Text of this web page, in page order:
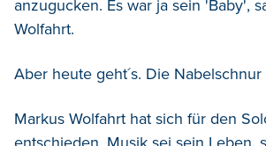
anzugucken. Es war ja sein 'Baby',
Wolfahrt.
Aber heute geht´s. Die
Markus Wolfahrt hat sich für den